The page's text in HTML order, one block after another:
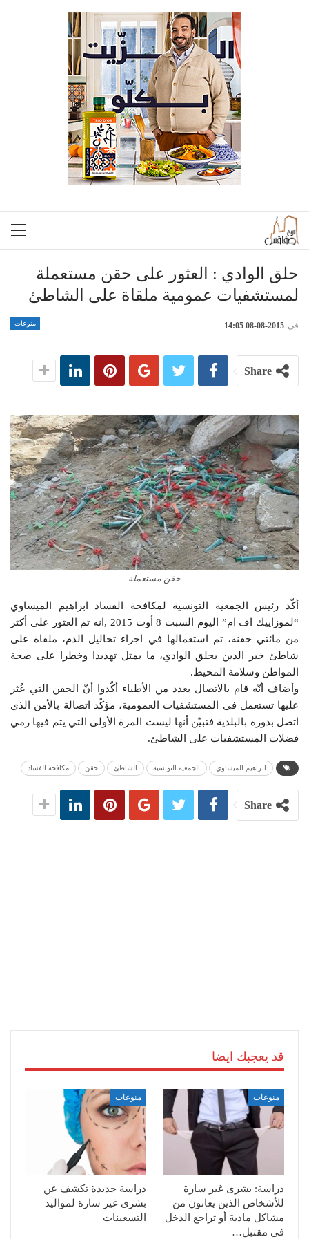
حلق الوادي : العثور على حقن مستعملة
لمستشفيات عمومية ملقاة على الشاطئ
منوعات في 2015-08-08 14:05
Share
حقن مستعملة
أكّد رئيس الجمعية التونسية لمكافحة الفساد ابراهيم الميساوي
“لموزاييك اف ام” اليوم السبت 8 أوت 2015 ,انه تم العثور على أكثر
من مائتي حقنة، تم استعمالها في اجراء تحاليل الدم، ملقاة على
شاطئ خير الدين بحلق الوادي، ما يمثل تهديدا وخطرا على صحة
المواطن وسلامة المحيط.
وأضاف أنّه قام بالاتصال بعدد من الأطباء أكّدوا أنّ الحقن التي عُثر
عليها تستعمل في المستشفيات العمومية، مؤكّد اتصالة بالأمن الذي
اتصل بدوره بالبلدية فتبيّن أنها ليست المرة الأولى التي يتم فيها رمي
فضلات المستشفيات على الشاطئ.
ابراهيم الميساوي الجمعية التونسية الشاطئ حقن مكافحة الفساد
Share
قد يعجبك ايضا
منوعات
دراسة: بشرى غير سارة
للأشخاص الذين يعانون من
مشاكل مادية أو تراجع الدخل
في مقتبل…
منوعات
دراسة جديدة تكشف عن
بشرى غير سارة لمواليد
التسعينات